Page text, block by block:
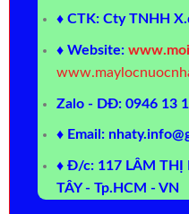
♦ CTK: Cty TNHH
♦ Website:
Zalo - DĐ: 0946 13
♦ Email:
♦ Đ/c: 117 LÂM THỊ
TÂY - Tp.HCM - VN